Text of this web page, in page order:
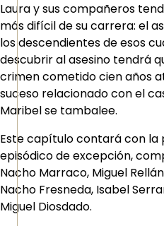
Laura y sus compañeros
más difícil de su carrera: el
los descendientes de esos
descubrir al asesino tendrá
crimen cometido cien años
suceso relacionado con el
Maribel se tambalee.
Este capítulo contará con la
episódico de excepción,
Nacho Marraco, Miguel
Nacho Fresneda, Isabel
Miguel Diosdado.